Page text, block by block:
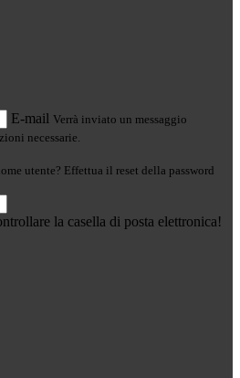
E-mail Verrà inviato un messaggio
necessarie.
utente? Effettua il reset della password
la casella di posta elettronica!